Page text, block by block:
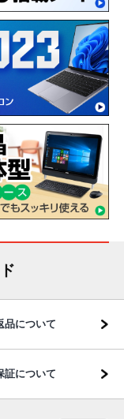
品について
証について